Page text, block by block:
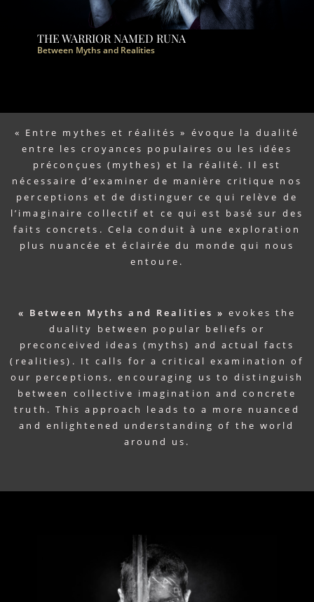
THE WARRIOR NAMED RUNA
Between Myths and Realities
« Entre mythes et réalités » évoque la dualité
entre les croyances populaires ou les idées
préconçues (mythes) et la réalité. Il est
nécessaire d’examiner de manière critique nos
perceptions et de distinguer ce qui relève de
l’imaginaire collectif et ce qui est basé sur des
faits concrets. Cela conduit à une exploration
plus nuancée et éclairée du monde qui nous
entoure.
« Between Myths and Realities » evokes the
duality between popular beliefs or
preconceived ideas (myths) and actual facts
(realities). It calls for a critical examination of
our perceptions, encouraging us to distinguish
between collective imagination and concrete
truth. This approach leads to a more nuanced
and enlightened understanding of the world
around us.